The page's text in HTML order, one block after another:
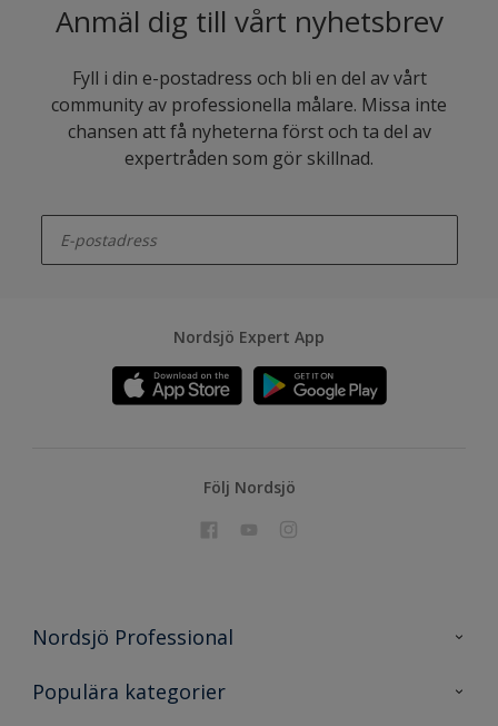
Anmäl dig till vårt nyhetsbrev
Fyll i din e-postadress och bli en del av vårt
community av professionella målare. Missa inte
chansen att få nyheterna först och ta del av
expertråden som gör skillnad.
Nordsjö Expert App
Följ Nordsjö
Nordsjö Professional
Kontakta oss
Populära kategorier